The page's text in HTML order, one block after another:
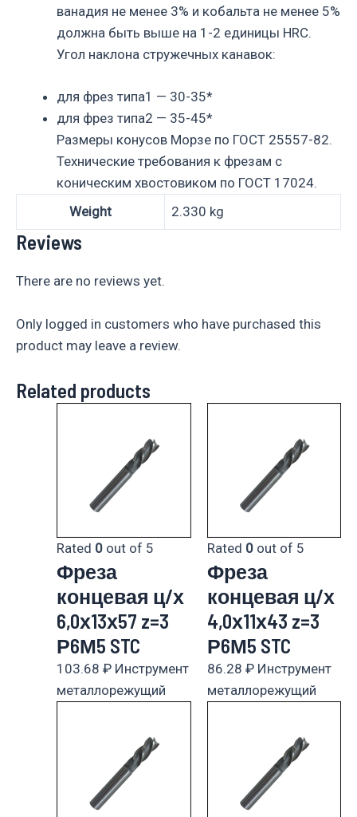
ванадия не менее 3% и кобальта не менее 5%
должна быть выше на 1-2 единицы HRC.
Угол наклона стружечных канавок:
для фрез типа1 — 30-35*
для фрез типа2 — 35-45*
Размеры конусов Морзе по ГОСТ 25557-82.
Технические требования к фрезам с
коническим хвостовиком по ГОСТ 17024.
Weight
2.330 kg
Reviews
There are no reviews yet.
Only logged in customers who have purchased this
product may leave a review.
Related products
Rated 0 out of 5
Фреза
концевая ц/х
6,0х13х57 z=3
Р6М5 STC
103.68 ₽ Инструмент
металлорежущий
Rated 0out of 5
Фреза
концевая ц/х
4,0х11х43 z=3
Р6М5 STC
86.28 ₽ Инструмент
металлорежущий